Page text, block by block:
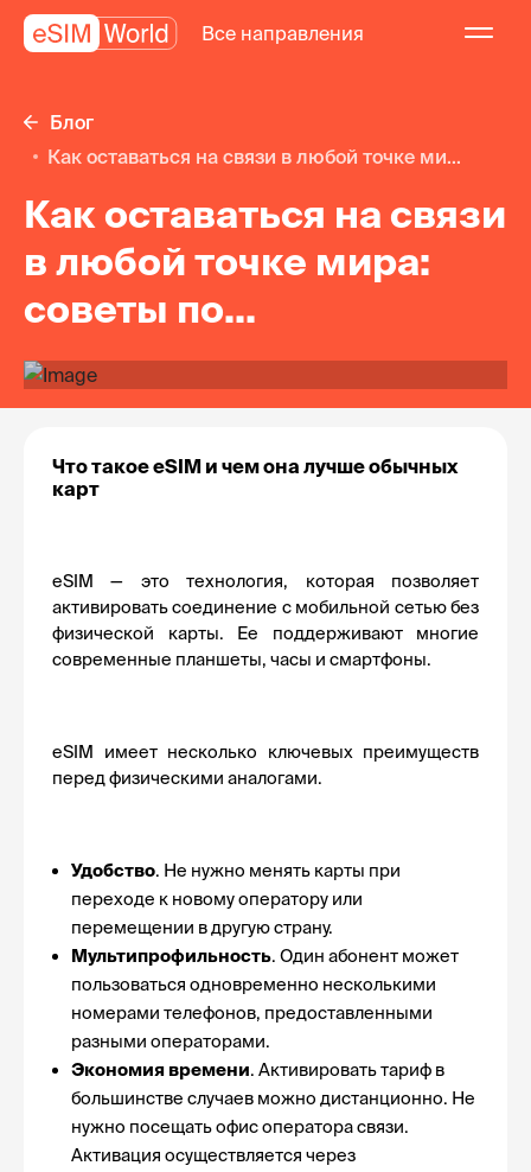
Все направления
Блог
Как оставаться на связи в любой точке ми...
Как оставаться на связи
в любой точке мира:
советы по
использованию eSIM
Что такое eSIM и чем она лучше обычных
карт
eSIM — это технология, которая позволяет
активировать соединение с мобильной сетью без
физической карты. Ее поддерживают многие
современные планшеты, часы и смартфоны.
eSIM имеет несколько ключевых преимуществ
перед физическими аналогами.
Удобство. Не нужно менять карты при
переходе к новому оператору или
перемещении в другую страну.
Мультипрофильность. Один абонент может
пользоваться одновременно несколькими
номерами телефонов, предоставленными
разными операторами.
Экономия времени. Активировать тариф в
большинстве случаев можно дистанционно. Не
нужно посещать офис оператора связи.
Активация осуществляется через